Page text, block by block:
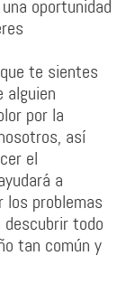
oportunidad
te sientes
alguien
por la
así
el
a
los problemas
descubrir todo
tan común y